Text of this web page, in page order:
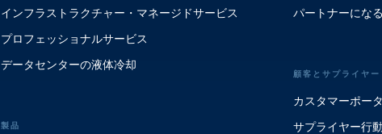
インフラストラクチャー・マネージドサービス
プロフェッショナルサービス
データセンターの液体冷却
製品
パートナーになる
顧客とサプライヤー
カスタマーポー
サプライヤー行